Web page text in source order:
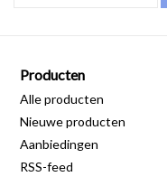
Producten
Alle producten
Nieuwe producten
Aanbiedingen
RSS-feed